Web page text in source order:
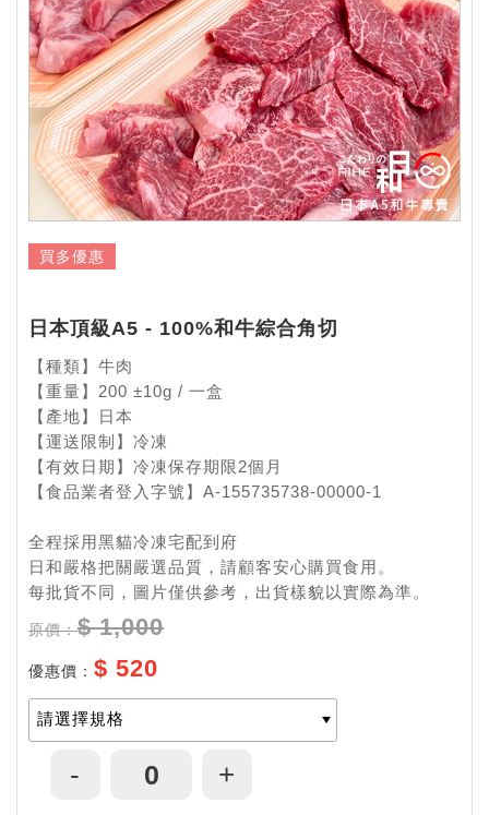
買多優惠
日本頂級A5 - 100%和牛綜合角切
【種類】牛肉
【重量】200 ±10g / 一盒
【產地】日本
【運送限制】冷凍
【有效日期】冷凍保存期限2個月
【食品業者登入字號】A-155735738-00000-1
全程採用黑貓冷凍宅配到府
日和嚴格把關嚴選品質，請顧客安心購買食用。
每批貨不同，圖片僅供參考，出貨樣貌以實際為準。
原價：$ 1,000
優惠價： $ 520
- +